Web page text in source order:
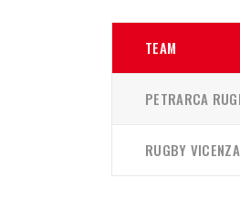
TEAM
PETRARCA
RUGBY VICENZA